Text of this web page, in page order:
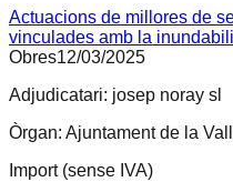
Actuacions de millores de
vinculades amb la
Obres12/03/2025
Adjudicatari: josep noray sl
Òrgan: Ajuntament de la
Import (sense IVA)